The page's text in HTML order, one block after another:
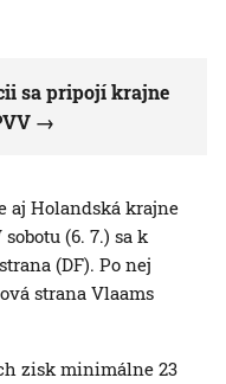
sa pripojí krajne
aj Holandská krajne
(6. 7.) sa k
(DF). Po nej
strana Vlaams
zisk minimálne 23